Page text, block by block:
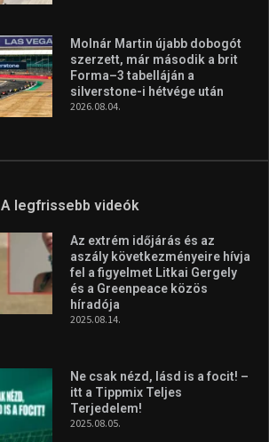
Molnár Martin újabb dobogót
szerzett, már második a brit
Forma–3 tabelláján a
silverstone-i hétvége után
2026.08.04.
A legfrissebb videók
Az extrém időjárás és az
aszály következményeire hívja
fel a figyelmet Litkai Gergely
és a Greenpeace közös
híradója
2025.08.14.
Ne csak nézd, lásd is a focit! –
itt a Tippmix Teljes
Terjedelem!
2025.08.05.